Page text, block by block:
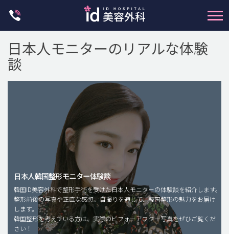
二重・目元整形
脂肪注入(アンチエイジング)
豊胸手術・バストアップ
プチ整形
日本人モニターのリアルな体験
談
日本人韓国整形モニター体験談
韓国ID美容外科で整形手術を受けた日本人モニターの体験談を紹介します。
整形前後の写真や正直な感想、自撮りを通じて、韓国整形の魅力をお届け
します。
韓国整形を考えている方は、実際のビフォーアフター写真をぜひご覧くだ
さい！